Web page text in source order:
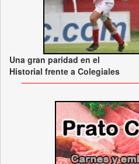
Una gran paridad en el
Historial frente a Colegiales